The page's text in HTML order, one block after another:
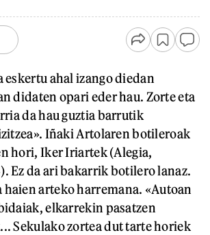
eskertu ahal izango diedan
didaten opari eder hau. Zorte eta
da hau guztia barrutik
Iñaki Artolaren botileroak
hori, Iker Iriartek (Alegia,
Ez da ari bakarrik botilero lanaz.
haien arteko harremana. «Autoan
elkarrekin pasatzen
Sekulako zortea dut tarte horiek